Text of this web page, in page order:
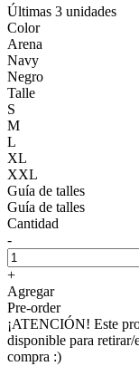
Últimas 3 unidades
Color
Arena
Navy
Negro
Talle
S
M
L
XL
XXL
Guía de talles
Guía de talles
Cantidad
-
+
Agregar
Pre-order
¡ATENCIÓN! Este
disponible para retirar/
compra :)